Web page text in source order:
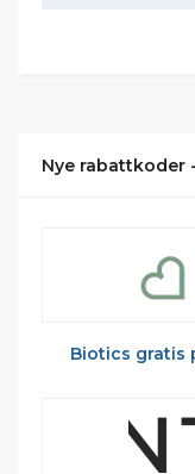
Nye rabattkoder
Biotics gratis